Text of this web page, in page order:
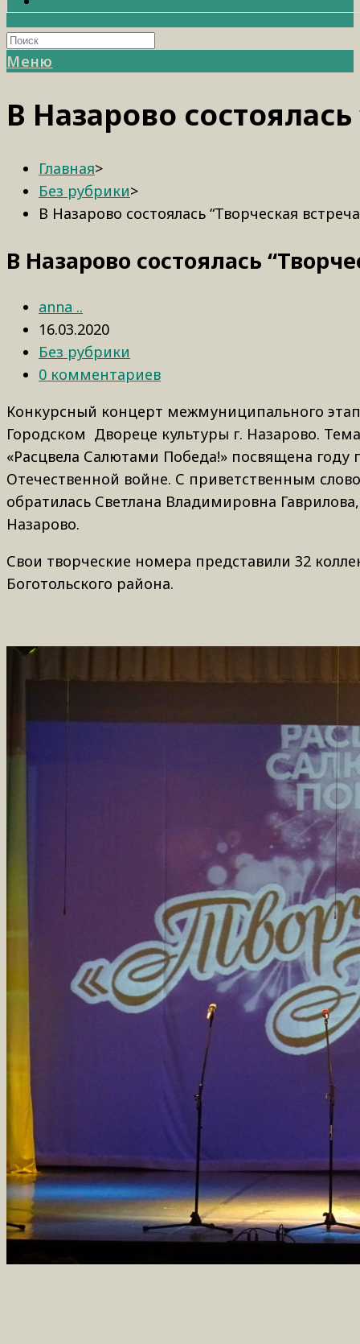
Меню
В Назарово
Главная>
Без рубрики>
В Назарово состоялась “Творческая
В Назарово состоялась
anna ..
16.03.2020
Без рубрики
0 комментариев
Конкурсный концерт межмуниципального
Городском Двореце культуры г. Назарово.
«Расцвела Салютами Победа!» посвящена
Отечественной войне. С приветственным
обратилась Светлана Владимировна
Назарово.
Свои творческие номера представили 32
Боготольского района.